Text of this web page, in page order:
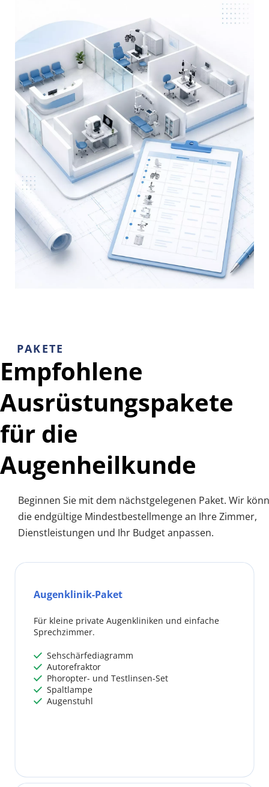
PAKETE
Empfohlene
Ausrüstungspakete
für die
Augenheilkunde
Beginnen Sie mit dem nächstgelegenen Paket. Wir
die endgültige Mindestbestellmenge an Ihre Zimmer,
Dienstleistungen und Ihr Budget anpassen.
Augenklinik-Paket
Für kleine private Augenkliniken und einfache
Sprechzimmer.
 Sehschärfediagramm
 Autorefraktor
 Phoropter- und Testlinsen-Set
 Spaltlampe
 Augenstuhl